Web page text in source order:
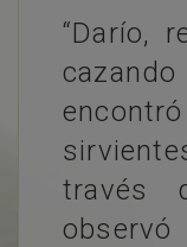
“Darío,
través